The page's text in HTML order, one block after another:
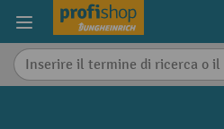
content